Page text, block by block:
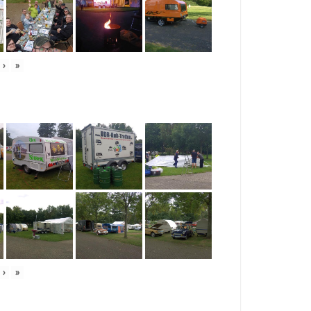
› »
› »